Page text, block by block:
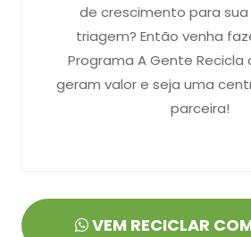
de crescimento para
triagem? Então venha
Programa A Gente Recicla
geram valor e seja uma
parceira!
VEM RECICLAR